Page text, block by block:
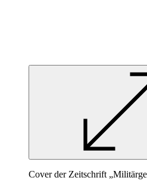
Cover der Zeitschrift